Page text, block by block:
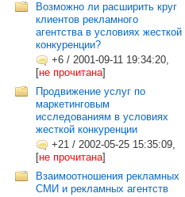
Возможно ли расширить круг
клиентов рекламного
агентства в условиях жесткой
конкуренции?
+6 / 2001-09-11 19:34:20,
[не прочитана]
Продвижение услуг по
маркетинговым
исследованиям в условиях
жесткой конкуренции
+21 / 2002-05-25 15:35:09,
[не прочитана]
Взаимоотношения рекламных
СМИ и рекламных агентств